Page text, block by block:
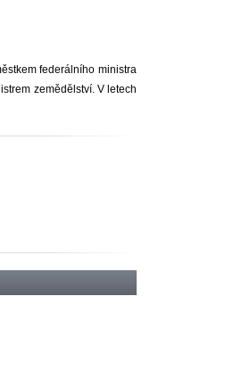
federálního ministra
zemědělství. V letech